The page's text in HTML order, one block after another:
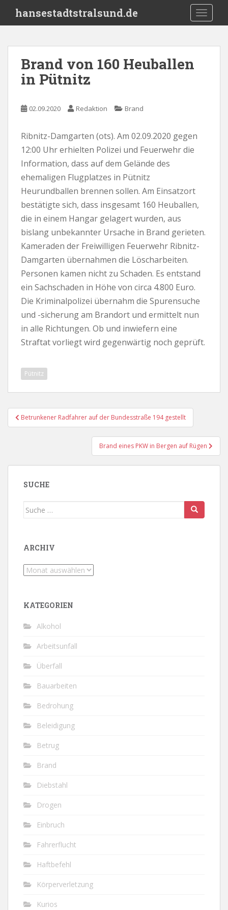
i
hansestadtstralsund.de
Brand von 160 Heuballen
in Pütnitz
02.09.2020 Redaktion Brand
Ribnitz-Damgarten (ots). Am 02.09.2020 gegen
12:00 Uhr erhielten Polizei und Feuerwehr die
Information, dass auf dem Gelände des
ehemaligen Flugplatzes in Pütnitz
Heurundballen brennen sollen. Am Einsatzort
bestätigte sich, dass insgesamt 160 Heuballen,
die in einem Hangar gelagert wurden, aus
bislang unbekannter Ursache in Brand gerieten.
Kameraden der Freiwilligen Feuerwehr Ribnitz-
Damgarten übernahmen die Löscharbeiten.
Personen kamen nicht zu Schaden. Es entstand
ein Sachschaden in Höhe von circa 4.800 Euro.
Die Kriminalpolizei übernahm die Spurensuche
und -sicherung am Brandort und ermittelt nun
in alle Richtungen. Ob und inwiefern eine
Straftat vorliegt wird gegenwärtig noch geprüft.
Pütnitz
Beitragsnavigation
Betrunkener Radfahrer auf der Bundesstraße 194 gestellt
Brand eines PKW in Bergen auf Rügen
SUCHE
Suche
ARCHIV
Archiv
KATEGORIEN
Alkohol
Arbeitsunfall
Überfall
Bauarbeiten
Bedrohung
Beleidigung
Betrug
Brand
Diebstahl
Drogen
Einbruch
Fahrerflucht
Haftbefehl
Körperverletzung
Kurios